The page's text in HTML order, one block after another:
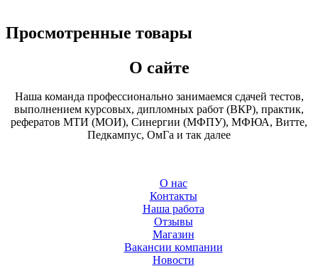
Просмотренные товары
О сайте
Наша команда профессионально занимаемся сдачей тестов,
выполнением курсовых, дипломных работ (ВКР), практик,
рефератов МТИ (МОИ), Синергии (МФПУ), МФЮА, Витте,
Педкампус, ОмГа и так далее
О нас
Контакты
Наша работа
Отзывы
Магазин
Вакансии компании
Новости